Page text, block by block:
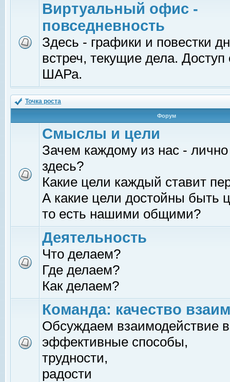
Виртуальный офис -
повседневность
Здесь - графики и повестки
встреч, текущие дела.
ШАРа.
Точка роста
Форум
Смыслы и цели
Зачем каждому из нас -
здесь?
Какие цели каждый ставит
А какие цели достойны быть
то есть нашими общими?
Деятельность
Что делаем?
Где делаем?
Как делаем?
Команда: качество
Обсуждаем взаимодействие
эффективные способы,
трудности,
радости